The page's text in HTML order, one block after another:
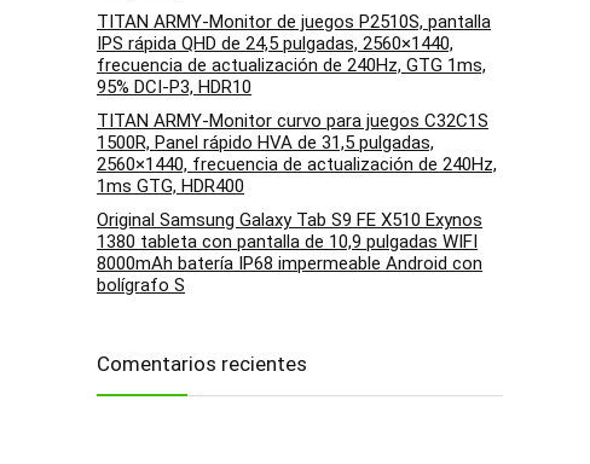
TITAN ARMY-Monitor de juegos P2510S, pantalla
IPS rápida QHD de 24,5 pulgadas, 2560×1440,
frecuencia de actualización de 240Hz, GTG 1ms,
95% DCI-P3, HDR10
TITAN ARMY-Monitor curvo para juegos C32C1S
1500R, Panel rápido HVA de 31,5 pulgadas,
2560×1440, frecuencia de actualización de 240Hz,
1ms GTG, HDR400
Original Samsung Galaxy Tab S9 FE X510 Exynos
1380 tableta con pantalla de 10,9 pulgadas WIFI
8000mAh batería IP68 impermeable Android con
bolígrafo S
Comentarios recientes